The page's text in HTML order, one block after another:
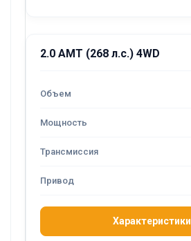
2.0 AMT (268 л.с.) 4WD
Характеристики